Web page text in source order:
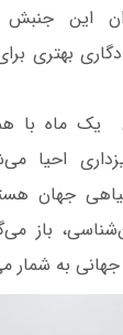
این جنبش
بهتری
ماه با
احیا
جهان
باز
به شمار